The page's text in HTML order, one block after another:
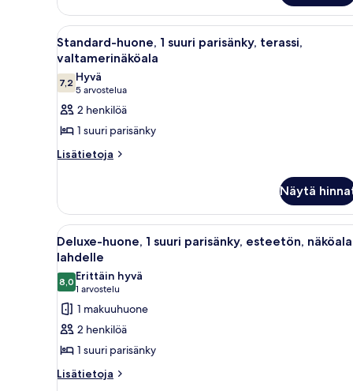
2
keskisuurta
parisänkyä,
näköala
Avaa
kaikki
huonetyypin
Standard-
huone,
1
parisänky,
kuvat
Allergiatestatut
4
Standard-huone, 1 suuri parisänky, terassi,
valtamerinäköala
7,27,2 kautta 10
Hyvä
5 arvostelua
(5
arvostelua)
2 henkilöä
1 suuri parisänky
Lisätietoja
Lisätietoja
1
suuri
parisänky,
terassi,
Näytä
Avaa
kaikki
huonetyypin
Deluxe-
huone,
suuri
parisänky,
esteetön,
Siististi järjestetty
5
Deluxe-huone, 1 suuri parisänky, esteetön, näköala
lahdelle
8,08,0 kautta 10
Erittäin hyvä
1 arvostelu
(1
arvostelu)
1 makuuhuone
2 henkilöä
1 suuri parisänky
Lisätietoja
Lisätietoja